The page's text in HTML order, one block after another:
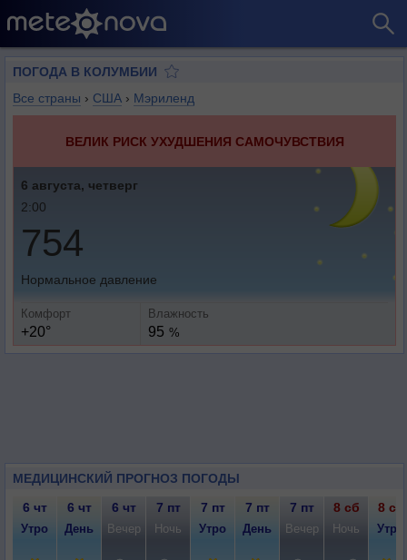
ПОГОДА В КОЛУМБИИ
Все страны › США › Мэриленд
ВЕЛИК РИСК УХУДШЕНИЯ САМОЧУВСТВИЯ
6 августа, четверг
2:00
754
Нормальное давление
Комфорт
+20°
Влажность
95 %
МЕДИЦИНСКИЙ ПРОГНОЗ ПОГОДЫ
6 чт 6 чт 6 чт 7 пт 7 пт 7 пт 7 пт 8 сб 8 сб
Утро День Вечер Ночь Утро День Вечер Ночь Утро